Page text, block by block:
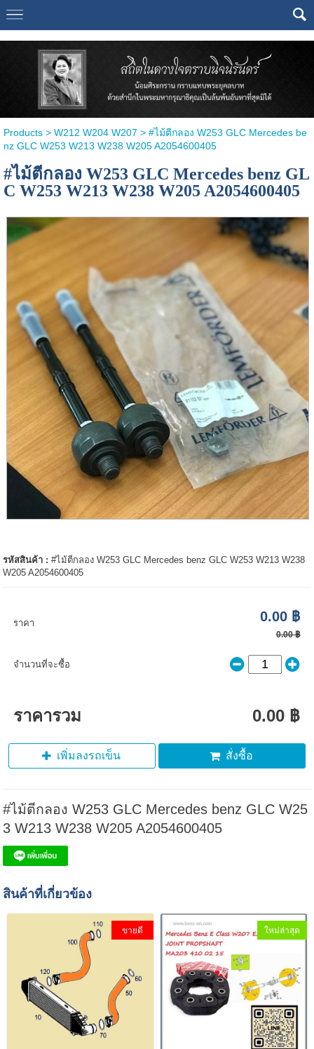
Products> W212 W204 W207 > #ไม้ตีกลอง W253 GLC Mercedes be
nz GLC W253 W213 W238 W205 A2054600405
#ไม้ตีกลอง W253 GLC Mercedes benz GL
C W253 W213 W238 W205 A2054600405
รหัสสินค้า :#ไม้ตีกลอง W253 GLC Mercedes benz GLC W253 W213 W238
W205 A2054600405
ราคา 0.00 ฿
0.00 ฿
จำนวนที่จะซื้อ
ราคารวม 0.00 ฿
เพิ่มลงรถเข็น สั่งซื้อ
#ไม้ตีกลอง W253 GLC Mercedes benz GLC W25
3 W213 W238 W205 A2054600405
สินค้าที่เกี่ยวข้อง
ขายดี ใหม่ล่าสุด